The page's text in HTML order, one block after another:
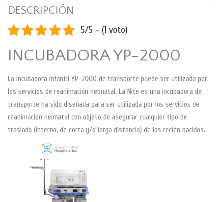
DESCRIPCIÓN
5/5 - (1 voto)
INCUBADORA YP-2000
La incubadora infantil YP-2000 de transporte puede ser utilizada por
los servicios de reanimación neonatal. La Nite es una incubadora de
transporte ha sido diseñada para ser utilizada por los servicios de
reanimación neonatal con objeto de asegurar cualquier tipo de
traslado (interno, de corta y/o larga distancia) de los recién nacidos.